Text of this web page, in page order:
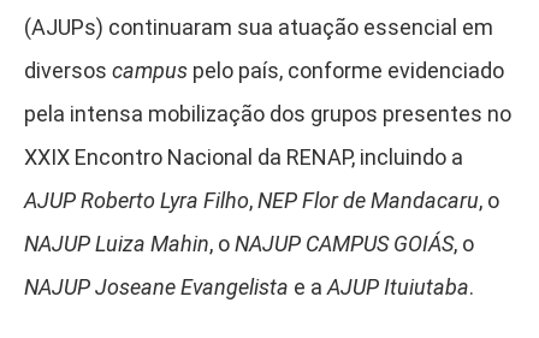
(AJUPs) continuaram sua atuação essencial em
diversos campus pelo país, conforme evidenciado
pela intensa mobilização dos grupos presentes no
XXIX Encontro Nacional da RENAP, incluindo a
AJUP Roberto Lyra Filho,NEP Flor de Mandacaru, o
NAJUP Luiza Mahin, oNAJUP CAMPUS GOIÁS, o
NAJUP Joseane Evangelista e a AJUP Ituiutaba.